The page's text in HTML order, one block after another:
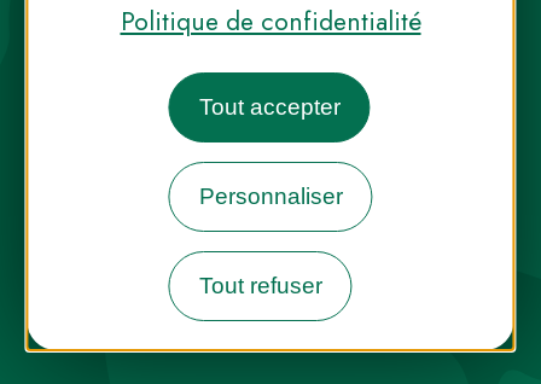
Politique de confidentialité
Tout accepter
Personnaliser
Tout refuser
Destination Parcs, de l’inspiration en
toute saison
INFOS PRESSE FAQ
NOUS CONTACTER
NEWSLETTER